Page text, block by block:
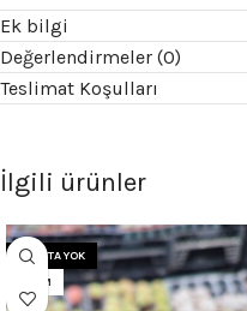
Ek bilgi
Değerlendirmeler (0)
Teslimat Koşulları
İlgili ürünler
STOKTA YOK
5.5CM